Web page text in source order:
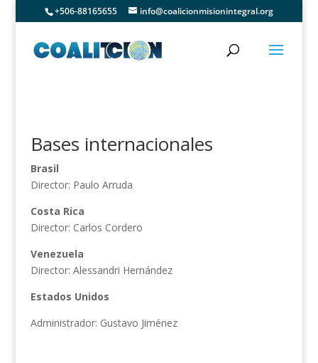
+506-88165655 info@coalicionmisionintegral.org
Bases internacionales
Brasil
Director: Paulo Arruda
Costa Rica
Director: Carlos Cordero
Venezuela
Director: Alessandri Hernández
Estados Unidos
Administrador: Gustavo Jiménez